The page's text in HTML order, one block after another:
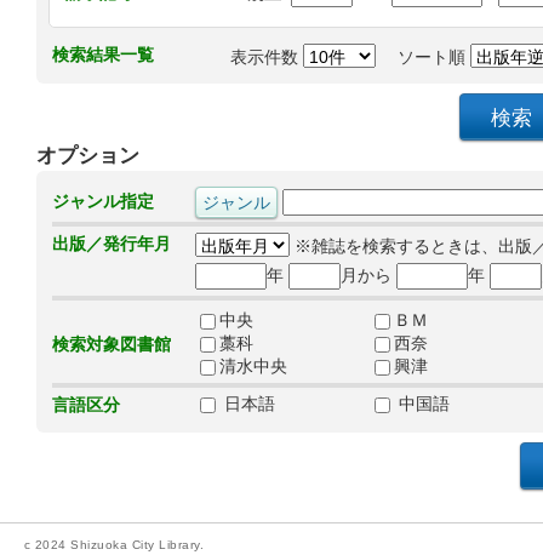
検索結果一覧 表示件数 ソート順
オプション
ジャンル指定
出版／発行年月
※雑誌を検索するときは、出版
年
月から 年
検索対象図書館
中央
ＢＭ
藁科
西奈
清水中央
興津
言語区分
日本語 中国語
c 2024 Shizuoka City Library.